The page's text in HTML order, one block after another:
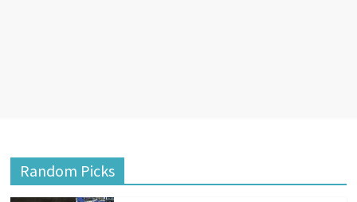
Random Picks